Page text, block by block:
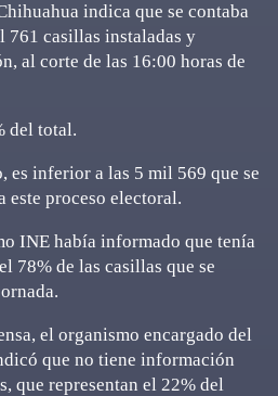
indica que se contaba
761 casillas instaladas y
al corte de las 16:00 horas de
del total.
es inferior a las 5 mil 569 que se
este proceso electoral.
INE había informado que tenía
78% de las casillas que se
el organismo encargado del
que no tiene información
que representan el 22% del